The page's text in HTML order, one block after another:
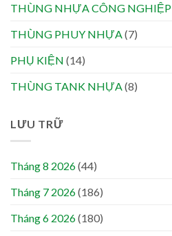
THÙNG NHỰA CÔNG NGHIỆP
THÙNG PHUY NHỰA(7)
PHỤ KIỆN (14)
THÙNG TANK NHỰA(8)
LƯU TRỮ
Tháng 8 2026(44)
Tháng 7 2026(186)
Tháng 6 2026(180)